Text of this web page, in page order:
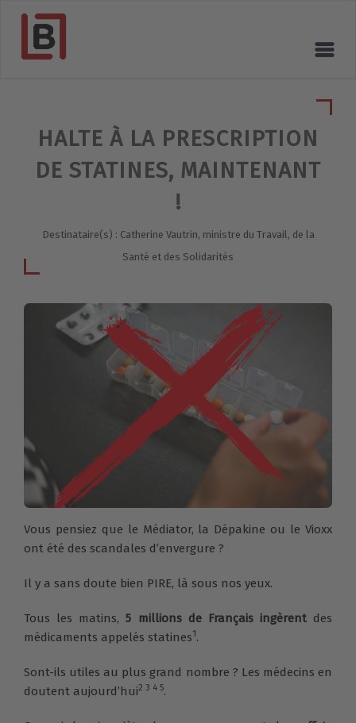
HALTE À LA PRESCRIPTION
DE STATINES, MAINTENANT
!
Destinataire(s) : Catherine Vautrin, ministre du Travail, de la
Santé et des Solidarités
Vous pensiez que le Médiator, la Dépakine ou le Vioxx
ont été des scandales d’envergure ?
Il y a sans doute bien PIRE, là sous nos yeux.
Tous les matins,5 millions de Français ingèrentdes
médicaments appelés statines1.
Sont-ils utiles au plus grand nombre ? Les médecins en
doutent aujourd’hui2 3 4 5.